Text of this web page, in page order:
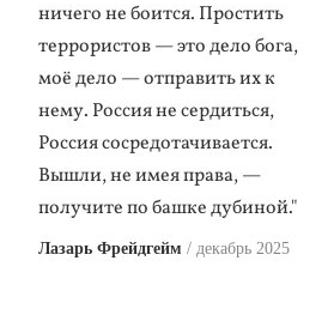
ничего не боится. Простить
террористов — это дело бога,
моё дело — отправить их к
нему. Россия не сердиться,
Россия сосредотачивается.
Вышли, не имея права, —
получите по башке дубиной."
Лазарь Фрейдгейм декабрь 2025